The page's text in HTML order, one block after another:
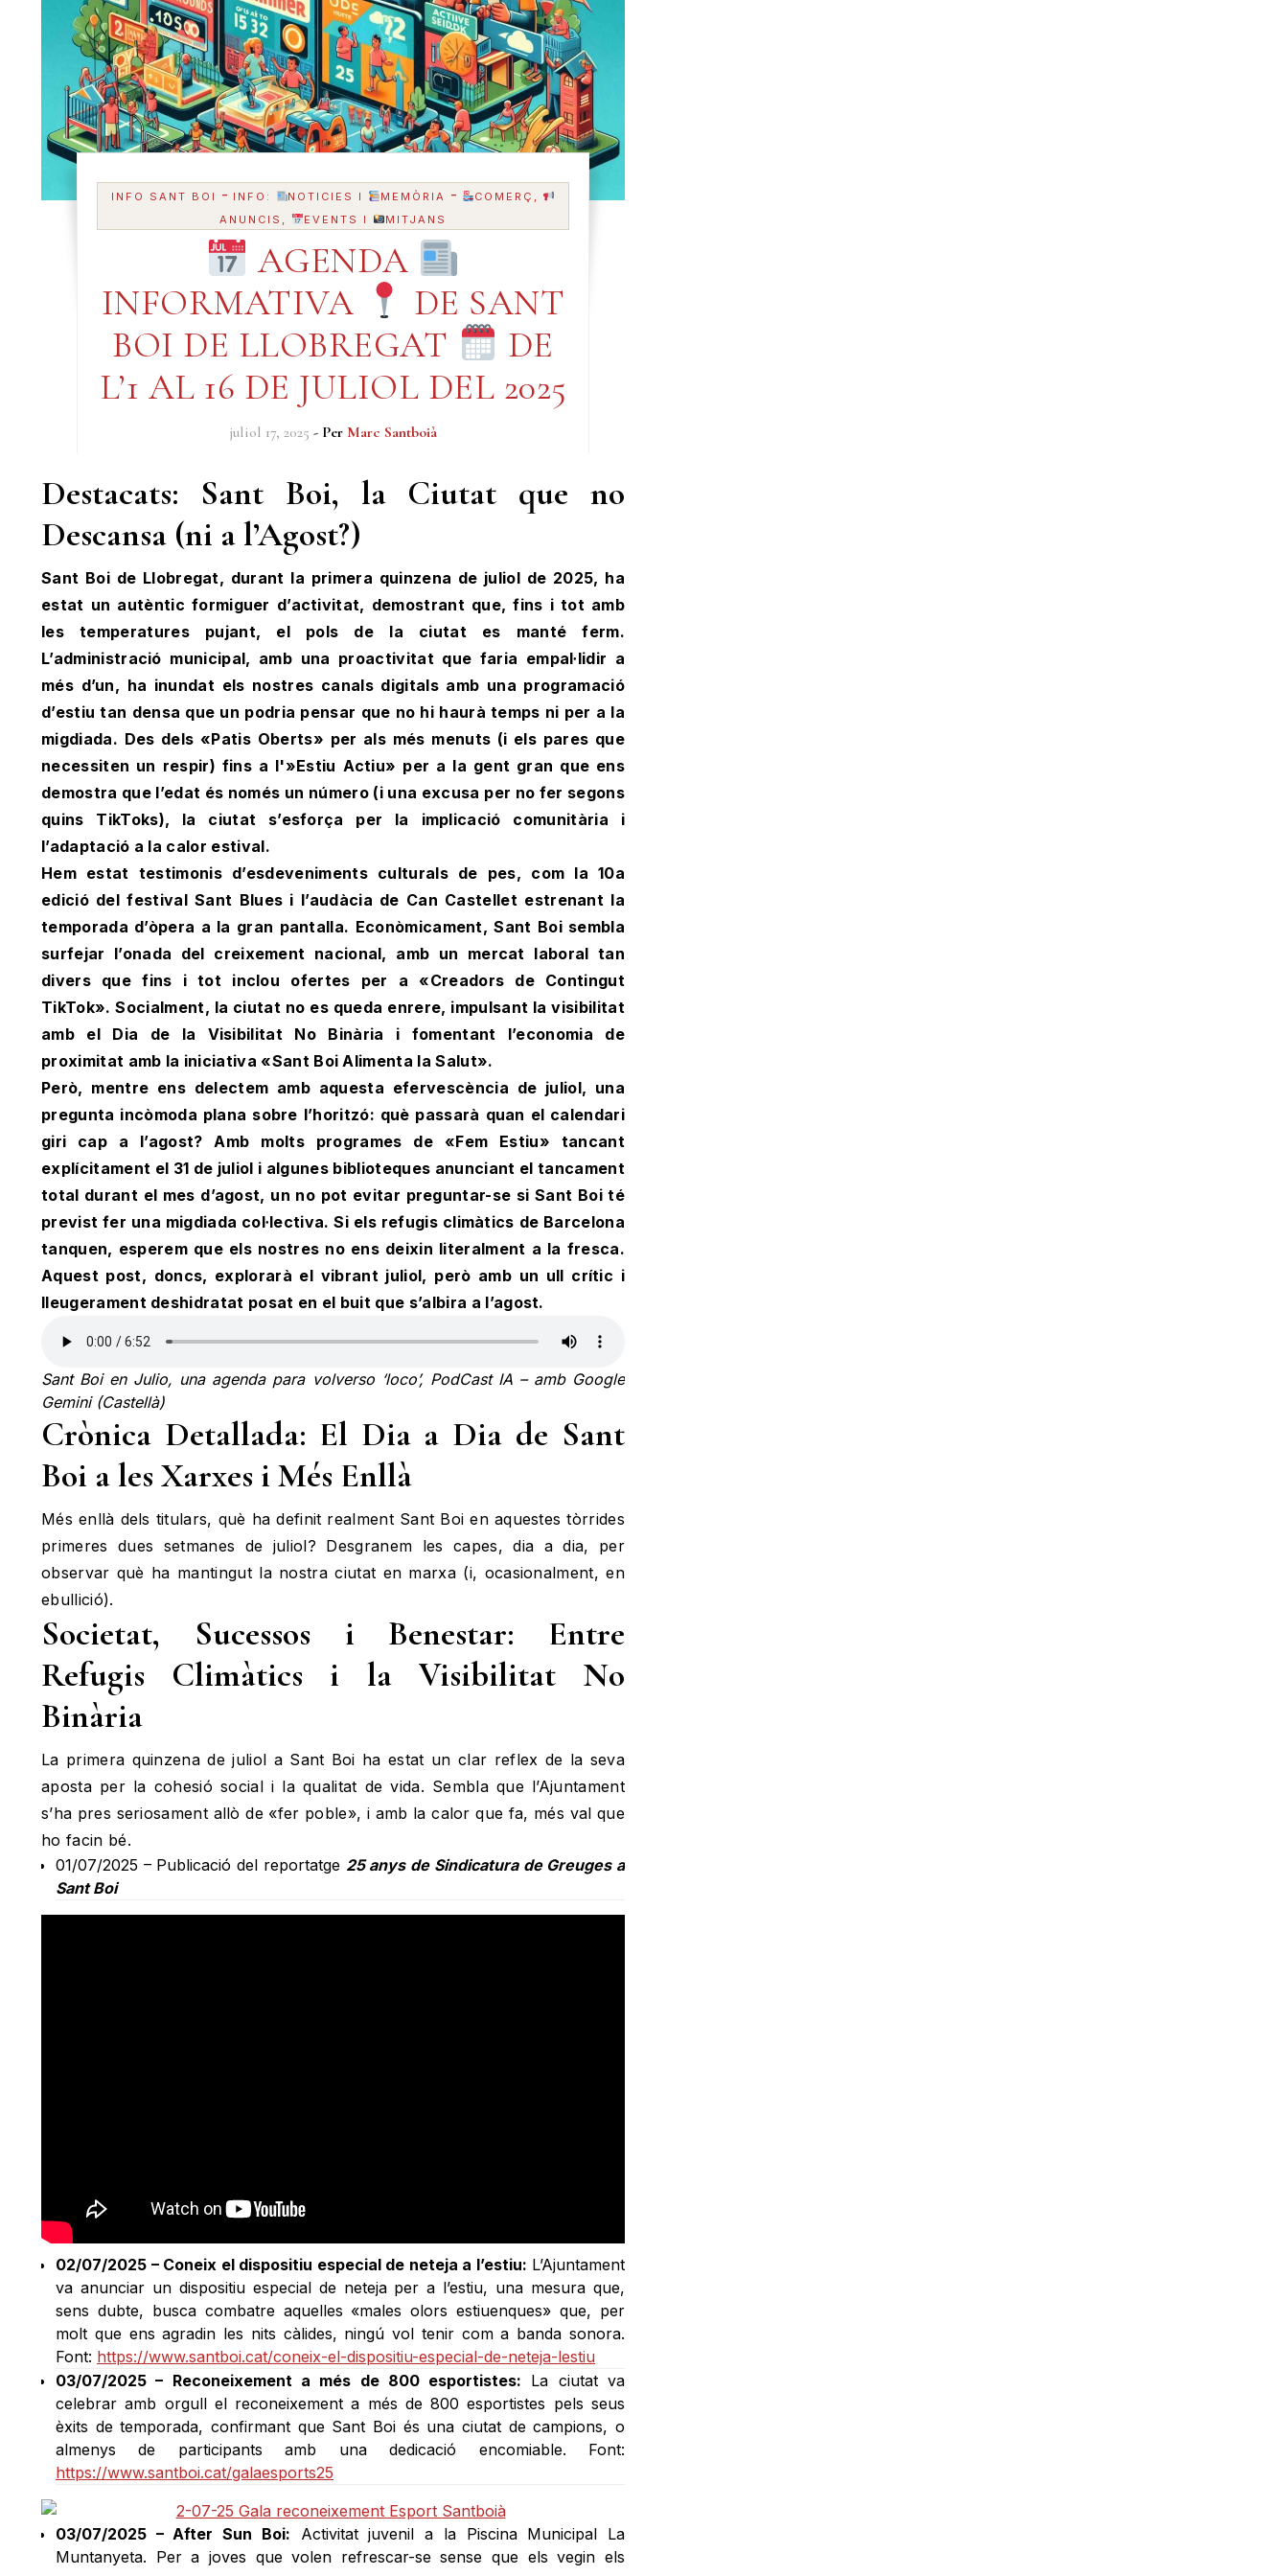
INFO SANT BOI - INFO: NOTICIES I MEMÒRIA -
COMERÇ,
ANUNCIS,
EVENTS I MITJANS
AGENDA
INFORMATIVA
DE SANT
BOI DE LLOBREGAT
DE
L’1 AL 16 DE JULIOL DEL 2025
juliol 17, 2025 - Per Marc Santboià
Destacats: Sant Boi, la Ciutat que no
Descansa (ni a l’Agost?)
Sant Boi de Llobregat, durant la primera quinzena de juliol de 2025, ha
estat un autèntic formiguer d’activitat, demostrant que, fins i tot amb
les temperatures pujant, el pols de la ciutat es manté ferm.
L’administració municipal, amb una proactivitat que faria empal·lidir a
més d’un, ha inundat els nostres canals digitals amb una programació
d’estiu tan densa que un podria pensar que no hi haurà temps ni per a la
migdiada. Des dels «Patis Oberts» per als més menuts (i els pares que
necessiten un respir) fins a l'»Estiu Actiu» per a la gent gran que ens
demostra que l’edat és només un número (i una excusa per no fer segons
quins TikToks), la ciutat s’esforça per la implicació comunitària i
l’adaptació a la calor estival.
Hem estat testimonis d’esdeveniments culturals de pes, com la 10a
edició del festival Sant Blues i l’audàcia de Can Castellet estrenant la
temporada d’òpera a la gran pantalla. Econòmicament, Sant Boi sembla
surfejar l’onada del creixement nacional, amb un mercat laboral tan
divers que fins i tot inclou ofertes per a «Creadors de Contingut
TikTok». Socialment, la ciutat no es queda enrere, impulsant la visibilitat
amb el Dia de la Visibilitat No Binària i fomentant l’economia de
proximitat amb la iniciativa «Sant Boi Alimenta la Salut».
Però, mentre ens delectem amb aquesta efervescència de juliol, una
pregunta incòmoda plana sobre l’horitzó: què passarà quan el calendari
giri cap a l’agost? Amb molts programes de «Fem Estiu» tancant
explícitament el 31 de juliol i algunes biblioteques anunciant el tancament
total durant el mes d’agost, un no pot evitar preguntar-se si Sant Boi té
previst fer una migdiada col·lectiva. Si els refugis climàtics de Barcelona
tanquen, esperem que els nostres no ens deixin literalment a la fresca.
Aquest post, doncs, explorarà el vibrant juliol, però amb un ull crític i
lleugerament deshidratat posat en el buit que s’albira a l’agost.
Sant Boi en Julio, una agenda para volverso ‘loco’, PodCast IA – amb Google
Gemini (Castellà)
Crònica Detallada: El Dia a Dia de Sant
Boi a les Xarxes i Més Enllà
Més enllà dels titulars, què ha definit realment Sant Boi en aquestes tòrrides
primeres dues setmanes de juliol? Desgranem les capes, dia a dia, per
observar què ha mantingut la nostra ciutat en marxa (i, ocasionalment, en
ebullició).
Societat, Sucessos i Benestar: Entre
Refugis Climàtics i la Visibilitat No
Binària
La primera quinzena de juliol a Sant Boi ha estat un clar reflex de la seva
aposta per la cohesió social i la qualitat de vida. Sembla que l’Ajuntament
s’ha pres seriosament allò de «fer poble», i amb la calor que fa, més val que
ho facin bé.
01/07/2025 – Publicació del reportatge 25 anys de Sindicatura de Greuges a
Sant Boi
02/07/2025 – Coneix el dispositiu especial de neteja a l’estiu: L’Ajuntament
va anunciar un dispositiu especial de neteja per a l’estiu, una mesura que,
sens dubte, busca combatre aquelles «males olors estiuenques» que, per
molt que ens agradin les nits càlides, ningú vol tenir com a banda sonora.
Font: https://www.santboi.cat/coneix-el-dispositiu-especial-de-neteja-lestiu
03/07/2025 – Reconeixement a més de 800 esportistes: La ciutat va
celebrar amb orgull el reconeixement a més de 800 esportistes pels seus
èxits de temporada, confirmant que Sant Boi és una ciutat de campions, o
almenys de participants amb una dedicació encomiable. Font:
https://www.santboi.cat/galaesports25
03/07/2025 – After Sun Boi: Activitat juvenil a la Piscina Municipal La
Muntanyeta. Per a joves que volen refrescar-se sense que els vegin els